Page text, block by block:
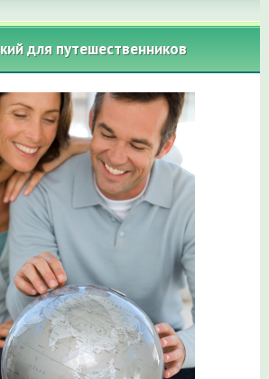
для путешественников